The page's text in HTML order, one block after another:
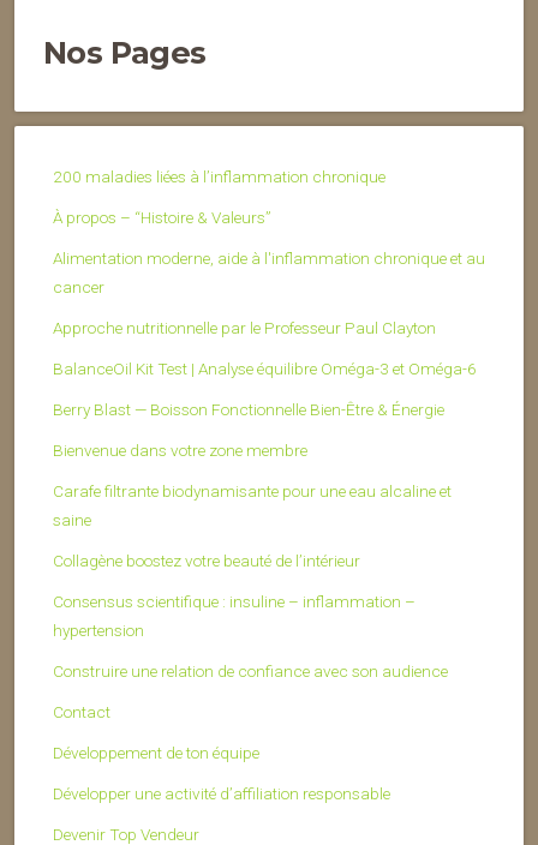
Nos Pages
200 maladies liées à l’inflammation chronique
À propos – “Histoire & Valeurs”
Alimentation moderne, aide à l'inflammation chronique et au
cancer
Approche nutritionnelle par le Professeur Paul Clayton
BalanceOil Kit Test | Analyse équilibre Oméga-3 et Oméga-6
Berry Blast — Boisson Fonctionnelle Bien-Être & Énergie
Bienvenue dans votre zone membre
Carafe filtrante biodynamisante pour une eau alcaline et
saine
Collagène boostez votre beauté de l’intérieur
Consensus scientifique : insuline – inflammation –
hypertension
Construire une relation de confiance avec son audience
Contact
Développement de ton équipe
Développer une activité d’affiliation responsable
Devenir Top Vendeur